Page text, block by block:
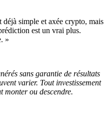
simple et axée crypto, mais
est un vrai plus.
»
sans garantie de résultats
varier. Tout investissement
monter ou descendre.